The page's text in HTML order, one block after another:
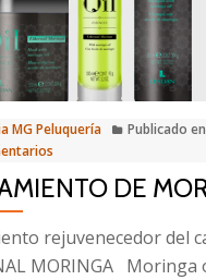
MG Peluquería Publicado en
DE
rejuvenecedor del
MORINGA Moringa